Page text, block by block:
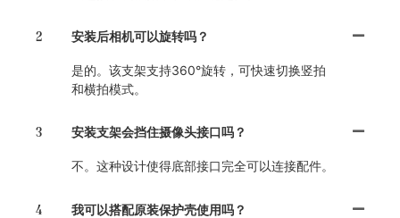
2 安装后相机可以旋转吗？
是的。该支架支持360°旋转，可快速切换竖拍
和横拍模式。
3 安装支架会挡住摄像头接口吗？
不。这种设计使得底部接口完全可以连接配件。
4 我可以搭配原装保护壳使用吗？